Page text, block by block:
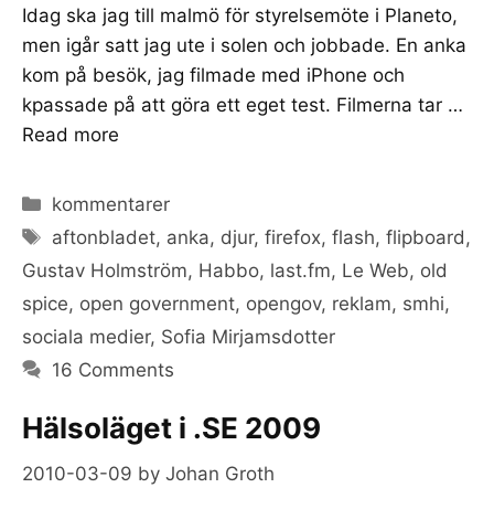
Idag ska jag till malmö för styrelsemöte i Planeto,
men igår satt jag ute i solen och jobbade. En anka
kom på besök, jag filmade med iPhone och
kpassade på att göra ett eget test. Filmerna tar …
Read more
Categories
kommentarer
Tags
aftonbladet, anka, djur,firefox,flash,flipboard ,
Gustav Holmström, Habbo, last.fm, Le Web, old
spice, open government, opengov, reklam, smhi,
sociala medier, Sofia Mirjamsdotter
16 Comments
Hälsoläget i .SE 2009
2010-03-09 by Johan Groth